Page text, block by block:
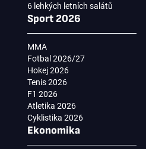
6 lehkých letních salátů
Sport 2026
MMA
Fotbal 2026/27
Hokej 2026
Tenis 2026
F1 2026
Atletika 2026
Cyklistika 2026
Ekonomika